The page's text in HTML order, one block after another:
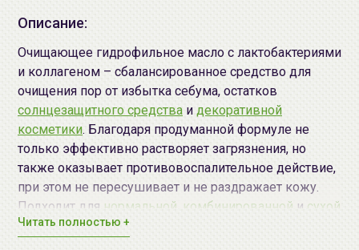
Описание:
Очищающее гидрофильное масло с лактобактериями
и коллагеном – сбалансированное средство для
очищения пор от избытка себума, остатков
солнцезащитного средства и декоративной
косметики. Благодаря продуманной формуле не
только эффективно растворяет загрязнения, но
также оказывает противовоспалительное действие,
при этом не пересушивает и не раздражает кожу.
Подходит для нормальной комбинированной и сухой
кожи.
Читать полностью +